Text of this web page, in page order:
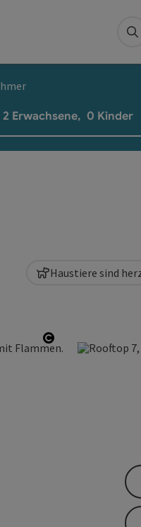
Personenfelder
2 Erwachsene, 0 Kinder
Copyright
Haustiere sind